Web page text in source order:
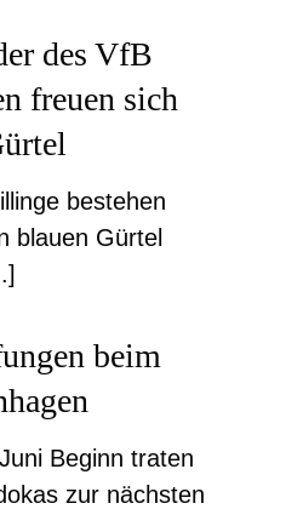
des VfB
freuen sich
bestehen
blauen Gürtel
beim
Beginn traten
zur nächsten